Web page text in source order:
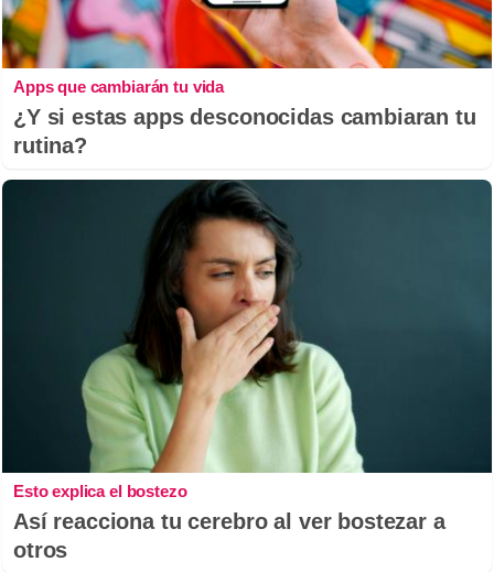
Apps que cambiarán tu vida
¿Y si estas apps desconocidas cambiaran tu
rutina?
Esto explica el bostezo
Así reacciona tu cerebro al ver bostezar a
otros